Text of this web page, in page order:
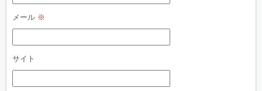
メール ※
サイト